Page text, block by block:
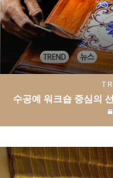
수공예 워크숍 중심의